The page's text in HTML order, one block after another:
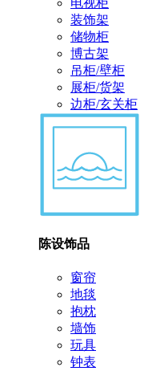
装饰架
储物柜
博古架
吊柜/壁柜
展柜/货架
边柜/玄关柜
陈设饰品
窗帘
地毯
抱枕
墙饰
玩具
钟表